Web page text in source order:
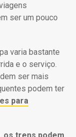
ser um pouco
varia bastante
e o serviço.
ser mais
podem ter
para